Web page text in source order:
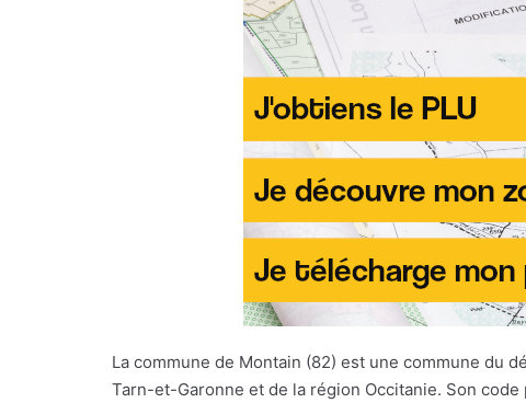
La commune de Montain (82) est une commune du
Tarn-et-Garonne et de la région Occitanie. Son code